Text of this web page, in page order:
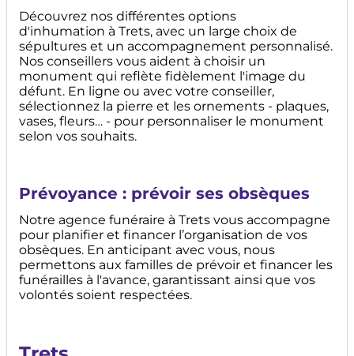
Découvrez nos différentes options
d'inhumation à Trets, avec un large choix de
sépultures et un accompagnement personnalisé.
Nos conseillers vous aident à choisir un
monument qui reflète fidèlement l'image du
défunt. En ligne ou avec votre conseiller,
sélectionnez la pierre et les ornements - plaques,
vases, fleurs… - pour personnaliser le monument
selon vos souhaits.
Prévoyance : prévoir ses obsèques
Notre agence funéraire à Trets vous accompagne
pour planifier et financer l’organisation de vos
obsèques. En anticipant avec vous, nous
permettons aux familles de prévoir et financer les
funérailles à l'avance, garantissant ainsi que vos
volontés soient respectées.